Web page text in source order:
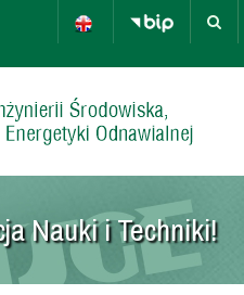
Nauki i Techniki!